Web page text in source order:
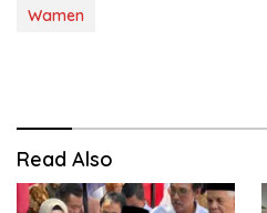
Wamen
Read Also